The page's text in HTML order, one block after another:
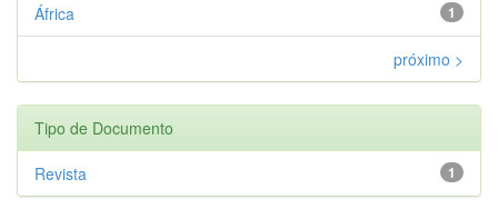
1
África
próximo >
Tipo de Documento
1
Revista